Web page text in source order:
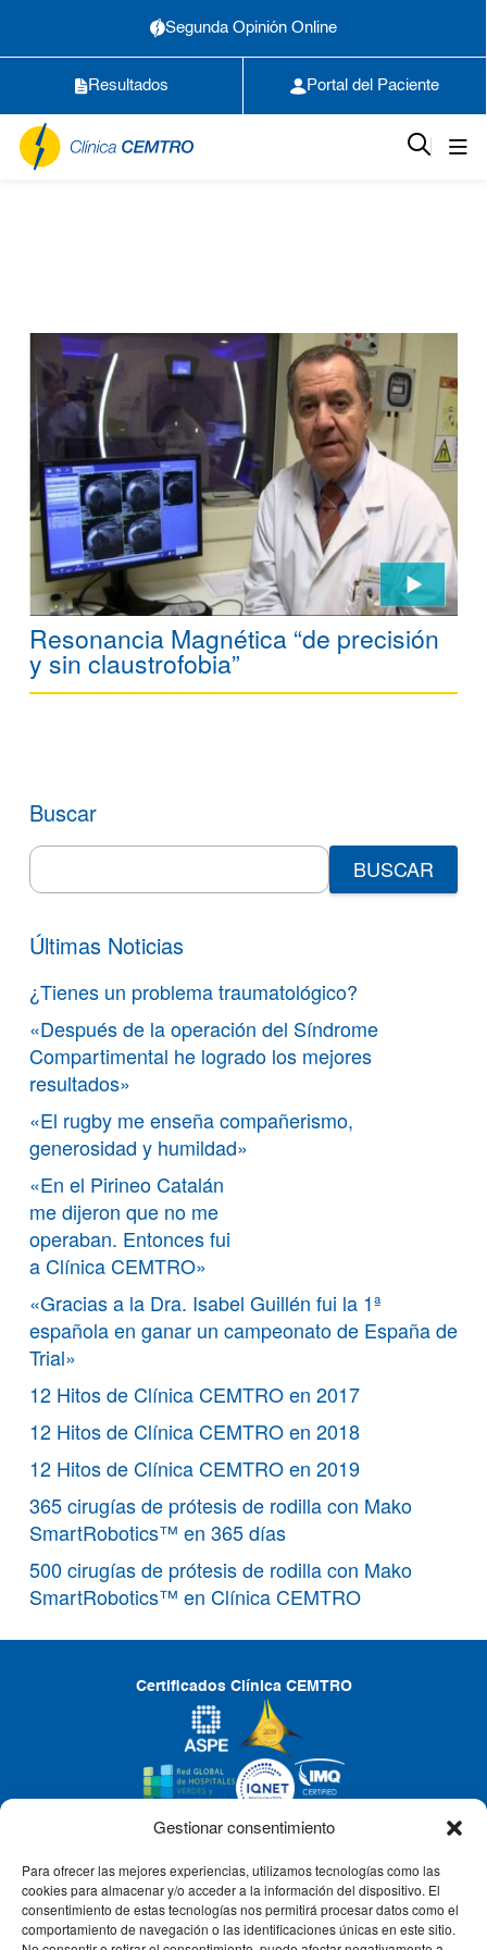
Gestionar consentimiento
Para ofrecer las mejores experiencias, utilizamos tecnologías como las
cookies para almacenar y/o acceder a la información del dispositivo. El
consentimiento de estas tecnologías nos permitirá procesar datos como el
comportamiento de navegación o las identificaciones únicas en este sitio.
Segunda Opinión Online
Resultados Portal del Paciente
Resonancia Magnética “de precisión
y sin claustrofobia”
Buscar
Search
for:
Últimas Noticias
¿Tienes un problema traumatológico?
«Después de la operación del Síndrome
Compartimental he logrado los mejores
resultados»
«El rugby me enseña compañerismo,
generosidad y humildad»
«En el Pirineo Catalán
me dijeron que no me
operaban. Entonces fui
a Clínica CEMTRO»
«Gracias a la Dra. Isabel Guillén fui la 1ª
española en ganar un campeonato de España de
Trial»
12 Hitos de Clínica CEMTRO en 2017
12 Hitos de Clínica CEMTRO en 2018
12 Hitos de Clínica CEMTRO en 2019
365 cirugías de prótesis de rodilla con Mako
SmartRobotics™ en 365 días
500 cirugías de prótesis de rodilla con Mako
SmartRobotics™ en Clínica CEMTRO
Certificados Clínica CEMTRO
CLÍNICA CEMTRO